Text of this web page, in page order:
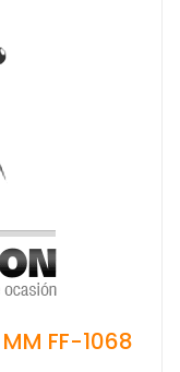
MM FF-1068